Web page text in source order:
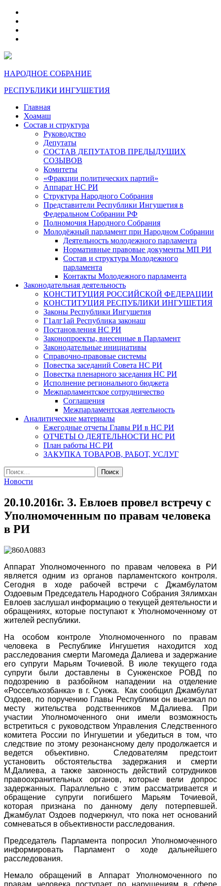
НАРОДНОЕ СОБРАНИЕ
РЕСПУБЛИКИ ИНГУШЕТИЯ
Главная
Хоамаш
Состав и структура
Руководство
Депутаты
СОСТАВ ДЕПУТАТОВ ПРЕДЫДУЩИХ
СОЗЫВОВ
Комитеты
«Фракции политических партий»
Аппарат НС РИ
Структура Народного Собрания
Представители Республики Ингушетия в
Федеральном Собрании РФ
Полномочия Народного Собрания
Молодёжный парламент при Народном Собрании
Деятельность молодежного парламента
Нормативные правовые документы МП РИ
Состав и структура Молодежного
парламента
Контакты Молодежного парламента
Законодательная деятельность
КОНСТИТУЦИЯ РОССИЙСКОЙ ФЕДЕРАЦИИ
КОНСТИТУЦИЯ РЕСПУБЛИКИ ИНГУШЕТИЯ
Законы Республики Ингушетия
Г1алг1ай Республика законаш
Постановления НС РИ
Законопроекты, внесенные в Парламент
Законодательные инициативы
Справочно-правовые системы
Повестка заседаний Совета НС РИ
Повестка пленарного заседания НС РИ
Исполнение регионального бюджета
Межпарламентское сотрудничество
Соглашения
Межпарламентская деятельность
Аналитические материалы
Ежегодные отчеты Главы РИ в НС РИ
ОТЧЕТЫ О ДЕЯТЕЛЬНОСТИ НС РИ
План работы НС РИ
ЗАКУПКА ТОВАРОВ, РАБОТ, УСЛУГ
Найти:
Новости
20.10.2016г. З. Евлоев провел встречу с
Уполномоченным по правам человека
в РИ
Аппарат Уполномоченного по правам человека в РИ
является одним из органов парламентского контроля.
Сегодня в ходе рабочей встречи с Джамбулатом
Оздоевым Председатель Народного Собрания Зялимхан
Евлоев заслушал информацию о текущей деятельности и
обращениях, которые поступают к Уполномоченному от
жителей республики.
На особом контроле Уполномоченного по правам
человека в Республике Ингушетия находится ход
расследования смерти Магомеда Далиева и задержание
его супруги Марьям Точиевой. В июле текущего года
супруги были доставлены в Сунженское РОВД по
подозрению в разбойном нападении на отделение
«Россельхозбанка» в г. Сунжа. Как сообщил Джамбулат
Оздоев, по поручению Главы Республики он выезжал по
месту жительства родственников М.Далиева. При
участии Уполномоченного они имели возможность
встретиться с руководством Управления Следственного
комитета России по Ингушетии и убедиться в том, что
следствие по этому резонансному делу продолжается и
ведется объективно. Следователям предстоит
установить обстоятельства задержания и смерти
М.Далиева, а также законность действий сотрудников
правоохранительных органов, которые вели допрос
задержанных. Параллельно с этим рассматривается и
обращение супруги погибшего Марьям Точиевой,
которая признана по данному делу потерпевшей.
Джамбулат Оздоев подчеркнул, что пока нет оснований
сомневаться в объективности расследования.
Председатель Парламента попросил Уполномоченного
информировать Парламент о ходе дальнейшего
расследования.
Немало обращений в Аппарат Уполномоченного по
правам человека поступает по нарушениям в сфере